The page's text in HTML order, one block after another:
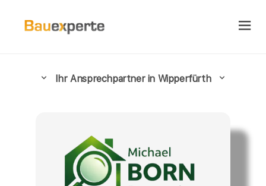
Ihr Ansprechpartner in Wipperfürth